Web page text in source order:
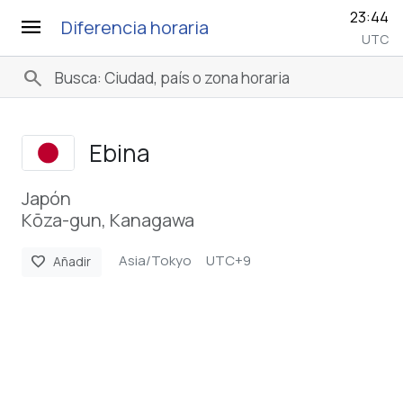
menu Diferencia horaria 23:44
UTC
search
Ebina
Japón
Kōza-gun, Kanagawa
favorite Añadir Asia/Tokyo UTC+9